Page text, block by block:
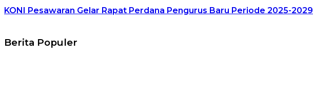
KONI Pesawaran Gelar Rapat Perdana Pengurus Baru Periode 2025-2029
Berita Populer